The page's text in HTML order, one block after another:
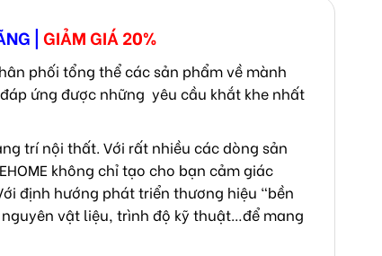
| GIẢM GIÁ 20%
phối tổng thể các sản phẩm về mành
ứng được những yêu cầu khắt khe nhất
trí nội thất. Với rất nhiều các dòng sản
không chỉ tạo cho bạn cảm giác
định hướng phát triển thương hiệu “bền
nguyên vật liệu, trình độ kỹ thuật…để mang